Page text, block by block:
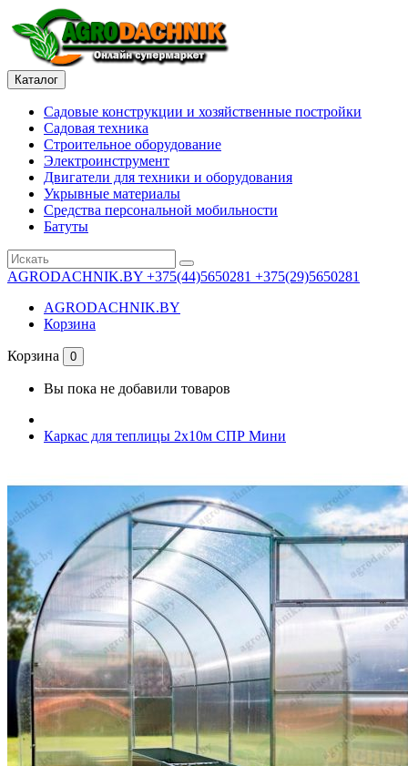
Каталог
Садовые конструкции и хозяйственные постройки
Садовая техника
Строительное оборудование
Электроинструмент
Двигатели для техники и оборудования
Укрывные материалы
Средства персональной мобильности
Батуты
AGRODACHNIK.BY +375(44)5650281 +375(29)5650281
AGRODACHNIK.BY
Корзина
Корзина 0
Вы пока не добавили товаров
Каркас для теплицы 2х10м СПР Мини